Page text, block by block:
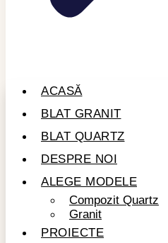
ACASĂ
BLAT GRANIT
BLAT QUARTZ
DESPRE NOI
ALEGE MODELE
Compozit Quartz
Granit
PROIECTE